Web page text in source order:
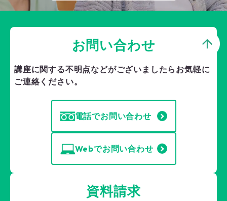
お問い合わせ
講座に関する不明点などがございましたら お気軽に
ご連絡ください。
電話でお問い合わせ
Webでお問い合わせ
資料請求